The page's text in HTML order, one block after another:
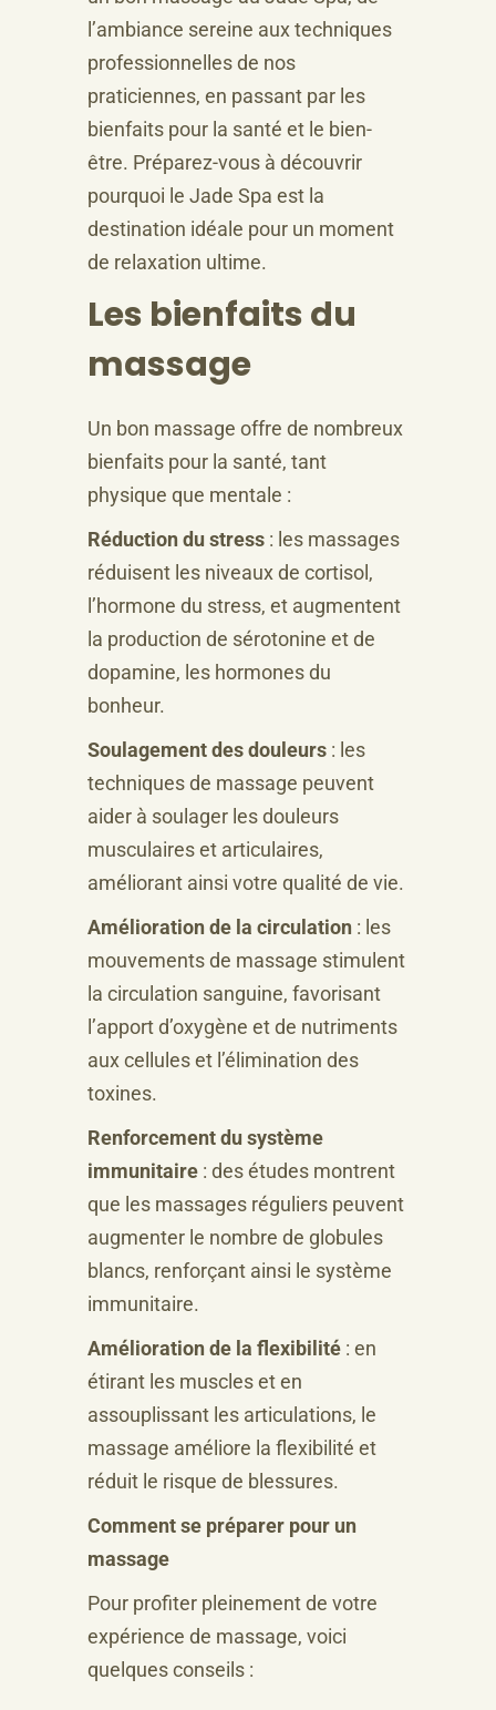
l’ambiance sereine aux techniques
professionnelles de nos
praticiennes, en passant par les
bienfaits pour la santé et le bien-
être. Préparez-vous à découvrir
pourquoi le Jade Spa est la
destination idéale pour un moment
de relaxation ultime.
Les bienfaits du
massage
Un bon massage offre de nombreux
bienfaits pour la santé, tant
physique que mentale :
Réduction du stress : les massages
réduisent les niveaux de cortisol,
l’hormone du stress, et augmentent
la production de sérotonine et de
dopamine, les hormones du
bonheur.
Soulagement des douleurs : les
techniques de massage peuvent
aider à soulager les douleurs
musculaires et articulaires,
améliorant ainsi votre qualité de vie.
Amélioration de la circulation : les
mouvements de massage stimulent
la circulation sanguine, favorisant
l’apport d’oxygène et de nutriments
aux cellules et l’élimination des
toxines.
Renforcement du système
immunitaire : des études montrent
que les massages réguliers peuvent
augmenter le nombre de globules
blancs, renforçant ainsi le système
immunitaire.
Amélioration de la flexibilité : en
étirant les muscles et en
assouplissant les articulations, le
massage améliore la flexibilité et
réduit le risque de blessures.
Comment se préparer pour un
massage
Pour profiter pleinement de votre
expérience de massage, voici
quelques conseils :